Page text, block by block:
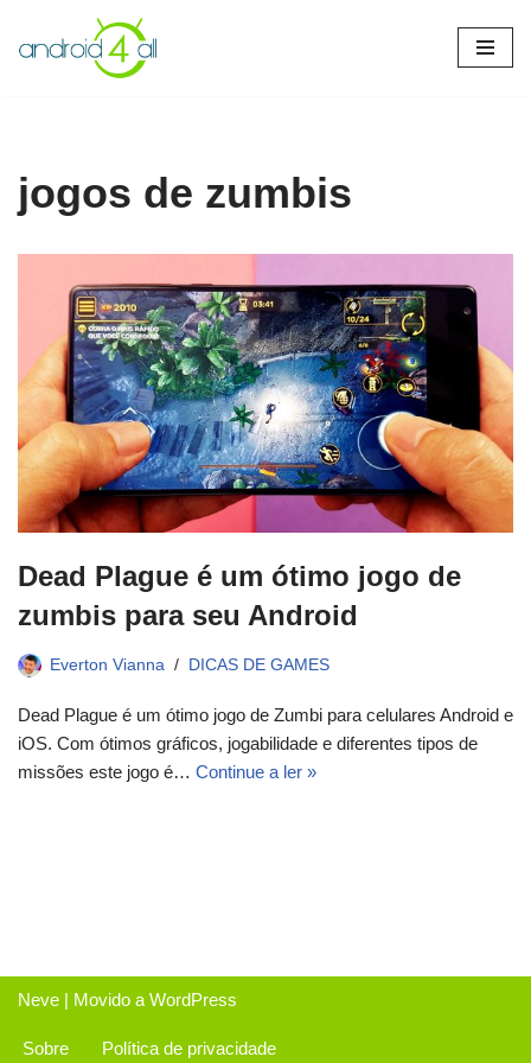
Pular
jogos de zumbis
Dead Plague é um ótimo jogo de
zumbis para seu Android
Everton Vianna DICAS DE GAMES
Dead Plague é um ótimo jogo de Zumbi para celulares Android e
iOS. Com ótimos gráficos, jogabilidade e diferentes tipos de
missões este jogo é… Continue a ler »
Neve | Movido a WordPress
Sobre Política de privacidade